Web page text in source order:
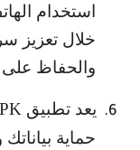
استخدام
خلال تعزيز
والحفاظ
6. يعد تطبيق
حماية